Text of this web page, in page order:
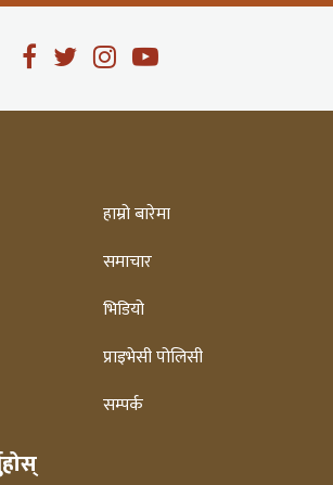
हाम्रो बारेमा
समाचार
भिडियो
प्राइभेसी पोलिसी
सम्पर्क